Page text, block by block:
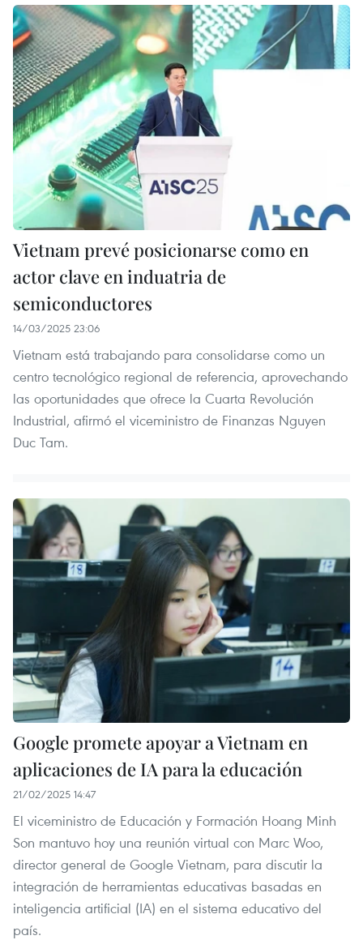
Vietnam prevé posicionarse como en
actor clave en induatria de
semiconductores
14/03/2025 23:06
Vietnam está trabajando para consolidarse como un
centro tecnológico regional de referencia, aprovechando
las oportunidades que ofrece la Cuarta Revolución
Industrial, afirmó el viceministro de Finanzas Nguyen
Duc Tam.
Google promete apoyar a Vietnam en
aplicaciones de IA para la educación
21/02/2025 14:47
El viceministro de Educación y Formación Hoang Minh
Son mantuvo hoy una reunión virtual con Marc Woo,
director general de Google Vietnam, para discutir la
integración de herramientas educativas basadas en
inteligencia artificial (IA) en el sistema educativo del
país.